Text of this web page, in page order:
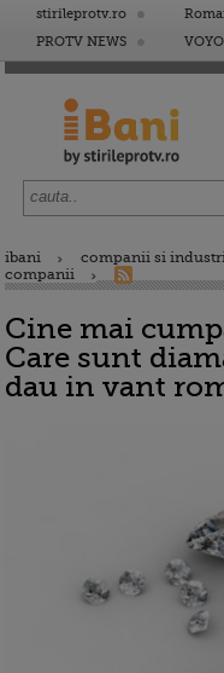
stirileprotv.ro
PROTV NEWS
VOYO
ibani
companii si
companii
Cine mai
Care sunt
dau in vant